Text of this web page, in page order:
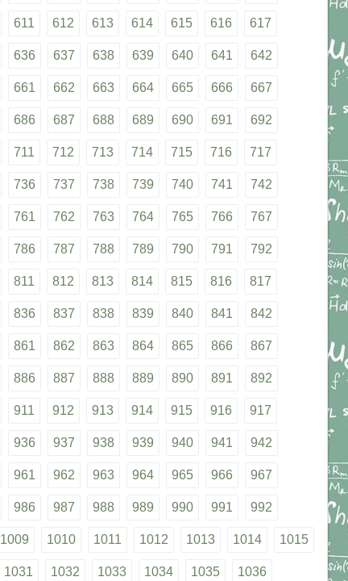
611 612 613 614 615 616 617
636 637 638 639 640 641 642
661 662 663 664 665 666 667
686 687 688 689 690 691 692
711 712 713 714 715 716 717
736 737 738 739 740 741 742
761 762 763 764 765 766 767
786 787 788 789 790 791 792
811 812 813 814 815 816 817
836 837 838 839 840 841 842
861 862 863 864 865 866 867
886 887 888 889 890 891 892
911 912 913 914 915 916 917
936 937 938 939 940 941 942
961 962 963 964 965 966 967
986 987 988 989 990 991 992
1009 1010 1011 1012 1013 1014 1015
1031 1032 1033 1034 1035 1036